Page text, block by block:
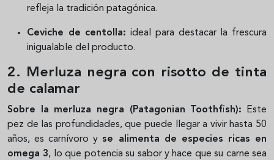
refleja la tradición patagónica.
Ceviche de centolla: ideal para destacar la frescura
inigualable del producto.
2. Merluza negra con risotto de tinta
de calamar
Sobre la merluza negra (Patagonian Toothfish): Este
pez de las profundidades, que puede llegar a vivir hasta 50
años, es carnívoro y se alimenta de especies ricas en
omega 3, lo que potencia su sabor y hace que su carne sea